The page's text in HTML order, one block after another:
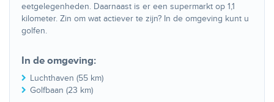
eetgelegenheden. Daarnaast is er een supermarkt op 1,1
kilometer. Zin om wat actiever te zijn? In de omgeving kunt u
golfen.
In de omgeving:
Luchthaven (55 km)
Golfbaan (23 km)